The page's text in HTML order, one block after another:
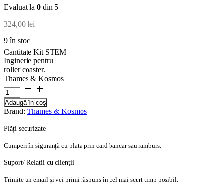
Evaluat la 0 din 5
324,00 lei
9 în stoc
Cantitate Kit STEM
Inginerie pentru
roller coaster.
Thames & Kosmos
Adaugă în coș
Brand: Thames & Kosmos
Plăți securizate
Cumperi în siguranță cu plata prin card bancar sau ramburs.
Suport/ Relații cu clienții
Trimite un email și vei primi răspuns în cel mai scurt timp posibil.